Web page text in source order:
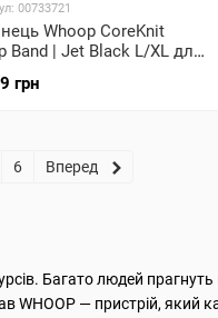
Багато людей
WHOOP — пристрій, який
00733721
Whoop CoreKnit
Band | Jet Black L/XL для
грн
6 Вперед